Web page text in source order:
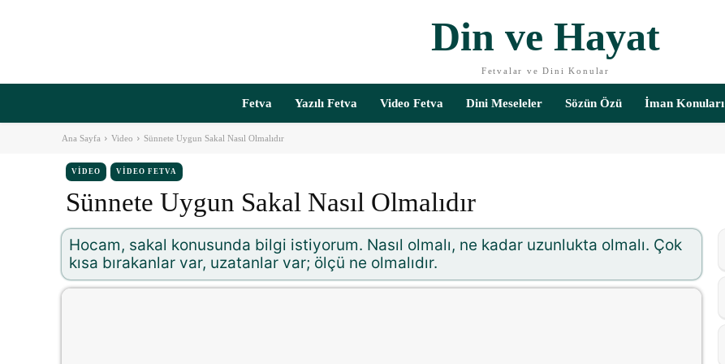
Din ve Hayat
Fetvalar ve Dini Konular
Fetva Yazılı Fetva Video Fetva Dini Meseleler Sözün Özü İman Konuları
Ana Sayfa Video Sünnete Uygun Sakal Nasıl Olmalıdır
VIDEO VIDEO FETVA
Sünnete Uygun Sakal Nasıl Olmalıdır
Hocam, sakal konusunda bilgi istiyorum. Nasıl olmalı, ne kadar uzunlukta olmalı. Çok
kısa bırakanlar var, uzatanlar var; ölçü ne olmalıdır.